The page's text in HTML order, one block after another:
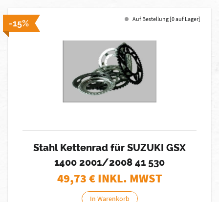
-15% Auf Bestellung [0 auf Lager]
Stahl Kettenrad für SUZUKI GSX
1400 2001/2008 41 530
49,73€ INKL. MWST
In Warenkorb